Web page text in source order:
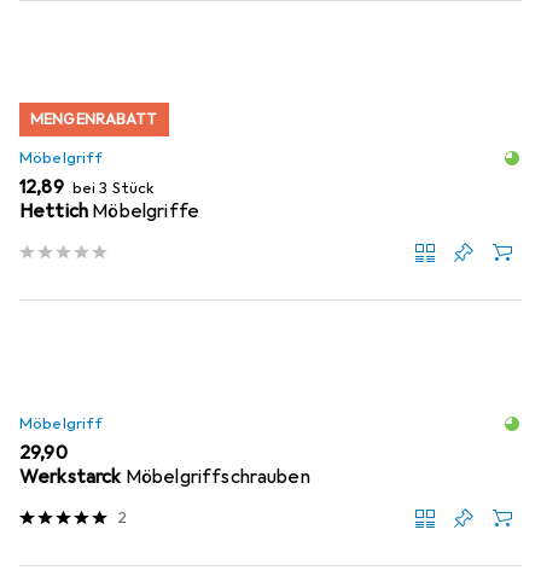
MENGENRABATT
Möbelgriff
EUR
12,89 bei 3 Stück
Hettich Möbelgriffe
Möbelgriff
EUR
29,90
Werkstarck Möbelgriffschrauben
2